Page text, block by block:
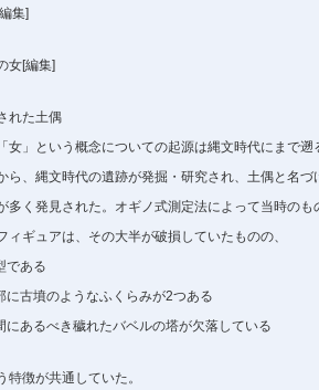
集]
女[編集]
れた土偶
女」という概念についての起源は縄文時代にまで
ら、縄文時代の遺跡が発掘・研究され、土偶と名づ
多く発見された。オギノ式測定法によって当時のも
ィギュアは、その大半が破損していたものの、
である
に古墳のようなふくらみが2つある
にあるべき穢れたバベルの塔が欠落している
特徴が共通していた。